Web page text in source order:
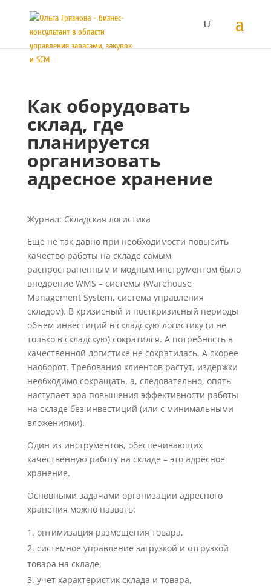
Как оборудовать
склад, где
планируется
организовать
адресное хранение
Журнал: Складская логистика
Еще не так давно при необходимости повысить
качество работы на складе самым
распространенным и модным инструментом было
внедрение WMS – системы (Warehouse
Management System, система управления
складом). В кризисный и посткризисный периоды
объем инвестиций в складскую логистику (и не
только в складскую) сократился. А потребность в
качественной логистике не сократилась. А скорее
наоборот. Требования клиентов растут, издержки
необходимо сокращать, а, следовательно, опять
наступает эра повышения эффективности работы
на складе без инвестиций (или с минимальными
вложениями).
Один из инструментов, обеспечивающих
качественную работу на складе – это адресное
хранение.
Основными задачами организации адресного
хранения можно назвать:
оптимизация размещения товара,
системное управление загрузкой и отгрузкой
товара на складе,
учет характеристик склада и товара,